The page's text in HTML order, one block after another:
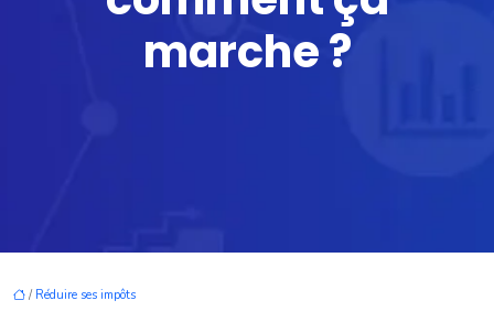
marche ?
/ Réduire ses impôts